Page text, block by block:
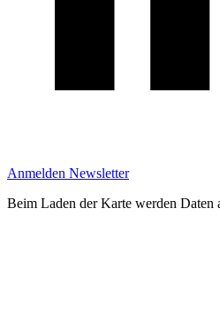
Anmelden Newsletter
Beim Laden der Karte werden Daten